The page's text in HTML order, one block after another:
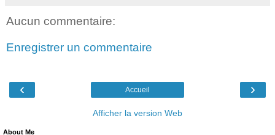
Aucun commentaire:
Enregistrer un commentaire
‹ ›
Accueil
Afficher la version Web
About Me